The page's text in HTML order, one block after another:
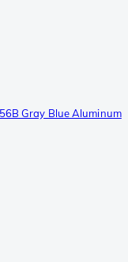
Gray Blue Aluminum